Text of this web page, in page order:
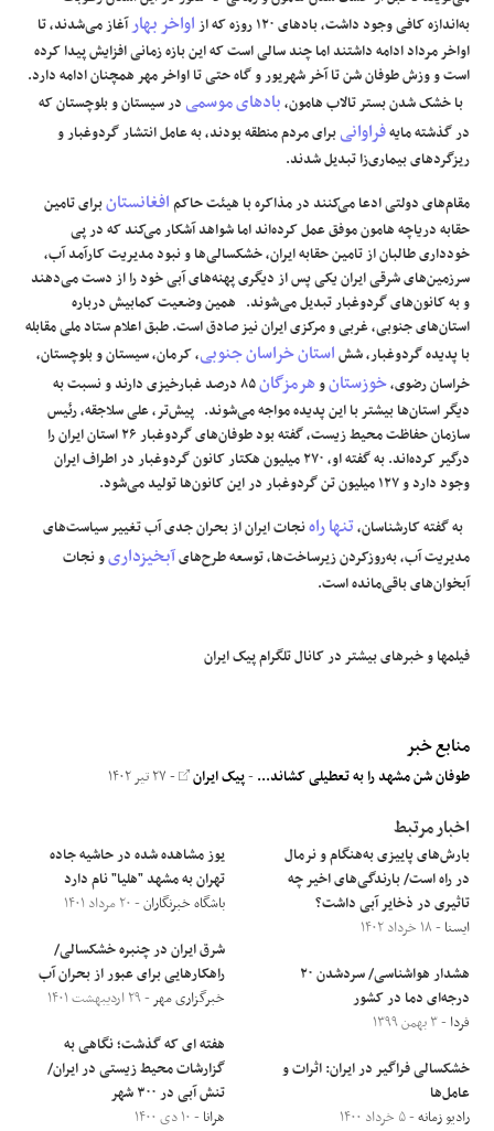
به‌اندازه کافی وجود داشت، بادهای ۱۲۰ روزه که از
اواخر بهارآغاز می‌شدند، تا
اواخر مرداد ادامه داشتند اما چند سالی است که این بازه زمانی افزایش پیدا کرده
است و وزش طوفان شن تا آخر شهریور و گاه حتی تا اواخر مهر همچنان ادامه دارد.
با خشک شدن بستر تالاب هامون،بادهای موسمی در سیستان و بلوچستان که
در گذشته مایهفراوانیبرای مردم منطقه بودند، به عامل انتشار گردوغبار و
ریزگردهای بیماری‌زا تبدیل شدند.
مقام‌های دولتی ادعا می‌کنند در مذاکره با هیئت حاکمافغانستانبرای تامین
حقابه دریاچه هامون موفق عمل کرده‌اند اما شواهد آشکار می‌کند که در پی
خودداری طالبان از تامین حقابه ایران، خشکسالی‌ها و نبود مدیریت کارآمد آب،
سرزمین‌های شرقی ایران یکی پس از دیگری پهنه‌های آبی خود را از دست می‌دهند
و به کانون‌های گردوغبار تبدیل می‌شوند. همین وضعیت کمابیش درباره
استان‌های جنوبی، غربی و مرکزی ایران نیز صادق است. طبق اعلام ستاد ملی مقابله
با پدیده گردوغبار، ششاستان خراسان جنوبی، کرمان، سیستان و بلوچستان،
خراسان رضوی،خوزستانوهرمزگان
۸۵ درصد غبارخیزی دارند و نسبت به
دیگر استان‌ها بیشتر با این پدیده مواجه می‌شوند. پیش‌تر، علی سلاجقه، رئیس
سازمان حفاظت محیط‌ زیست، گفته بود طوفان‌های گردوغبار ۲۶ استان ایران را
درگیر کرده‌اند. به گفته او، ۲۷۰ میلیون هکتار کانون گردوغبار در اطراف ایران
وجود دارد و ۱۲۷ میلیون تن گردوغبار در این کانون‌ها تولید می‌شود.
به گفته کارشناسان،تنها راهنجات ایران از بحران جدی آب تغییر سیاست‌های
مدیریت آب، به‌روزکردن زیرساخت‌ها، توسعه طرح‌هایآبخیزداریو نجات
آبخوان‌های باقی‌مانده است.
فیلمها و خبرهای بیشتر در کانالتلگرام پیک ایران
منابع خبر
طوفان شن مشهد را به تعطیلی کشاند...-پیک ایران - ۲۷ تیر ۱۴۰۲
اخبار مرتبط
بارش‌های پاییزی به‌هنگام و نرمال
در راه است/ بارندگی‌های اخیر چه
تاثیری در ذخایر آبی داشت؟
ایسنا - ۱۸ خرداد ۱۴۰۲
هشدار هواشناسی/ سردشدن ۲۰
درجه‌ای دما در کشور
فردا - ۳ بهمن ۱۳۹۹
خشکسالی فراگیر در ایران: اثرات و
عامل‌ها
رادیو زمانه- ۵ خرداد ۱۴۰۰
یوز مشاهده شده در حاشیه جاده
تهران به مشهد "هلیا" نام دارد
باشگاه خبرنگاران- ۲۰ مرداد ۱۴۰۱
شرق ایران در چنبره خشکسالی/
راهکارهایی برای عبور از بحران آب
خبرگزاری مهر- ۲۹ اردیبهشت ۱۴۰۱
هفته ای که گذشت؛ نگاهی به
گزارشات محیط زیستی در ایران/
تنش آبی در ۳۰۰ شهر
هرانا - ۱۰ دی ۱۴۰۰